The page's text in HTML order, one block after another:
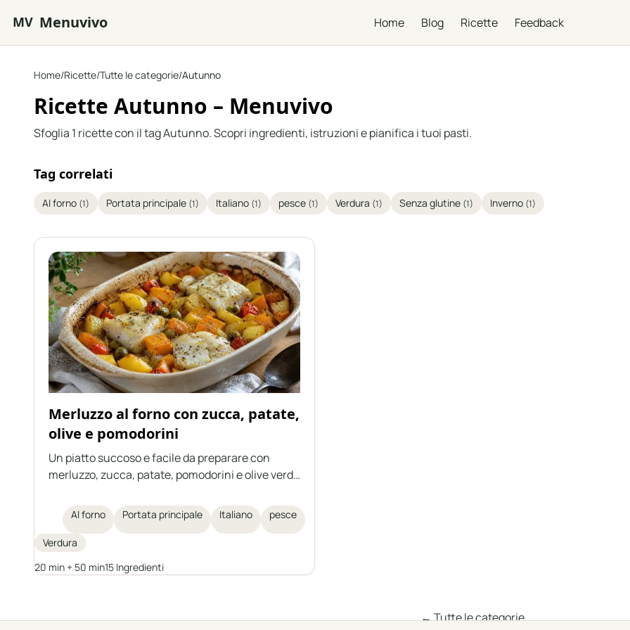
Vai al contenuto principale
MV Menuvivo Home Blog Ricette Feedback
Home/Ricette/Tutte le categorie/Autunno
Ricette Autunno – Menuvivo
Sfoglia 1 ricette con il tag Autunno. Scopri ingredienti, istruzioni e pianifica i tuoi pasti.
Tag correlati
Al forno (1) Portata principale (1) Italiano (1) pesce (1) Verdura (1) Senza glutine (1) Inverno (1)
Merluzzo al forno con zucca, patate,
olive e pomodorini
Un piatto succoso e facile da preparare con
merluzzo, zucca, patate, pomodorini e olive verdi,
ideale per le giornate autunnali e invernali,
ispirata alla cucina italiana. Uno sformato che
non richiede contorni aggiuntivi, ricco di verdure
Al forno Portata principale Italiano pesce
Verdura
20 min + 50 min15 Ingredienti
← Tutte le categorie